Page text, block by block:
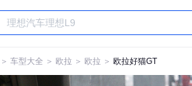
＞ 车型大全 ＞ 欧拉 ＞ 欧拉 ＞ 欧拉好猫GT